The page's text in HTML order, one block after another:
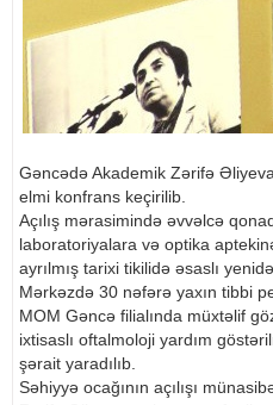
Gəncədə Akademik Zərifə
elmi konfrans keçirilib.
Açılış mərasimində əvvəlcə
laboratoriyalara və optika
ayrılmış tarixi tikilidə əsaslı
Mərkəzdə 30 nəfərə yaxın tibbi
MOM Gəncə filialında müxtəlif
ixtisaslı oftalmoloji yardım
şərait yaradılıb.
Səhiyyə ocağının açılışı